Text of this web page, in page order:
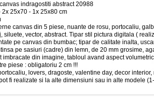
indragostiti abstract 20988
2x 25x70 - 1x 25x80 cm
canvas din 5 piese, nuante de rosu, portocaliu,
siluete, vector, abstract. Tipar stil pictura digitala (
pe canvas din bumbac; tipar de calitate inalta,
pe sasiuri (cadre) din lemn, de 20 mm grosime,
imbracate din imagine, tabloul avand aspect
piese : obligatoriu 2 cm !!!
lovers, dragoste, valentine day, decor
fi realizate si la alte dimensiuni sau in alte modele